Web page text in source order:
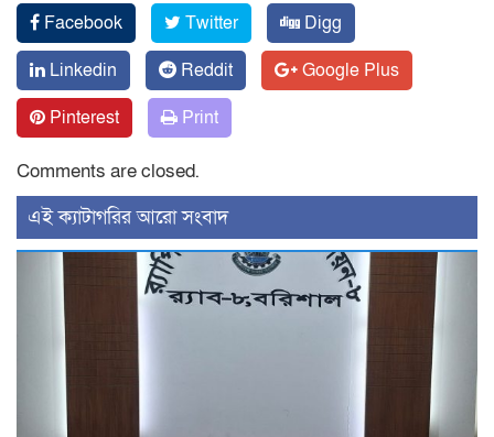
Facebook Twitter
Digg
Linkedin
Reddit
Google Plus
Pinterest
Print
Comments are closed.
‍এই ক্যাটাগরির ‍আরো সংবাদ